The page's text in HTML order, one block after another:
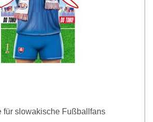
für slowakische Fußballfans